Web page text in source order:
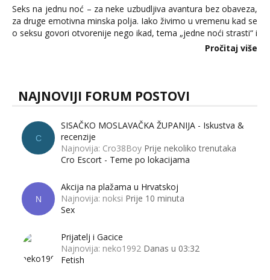
Seks na jednu noć – za neke uzbudljiva avantura bez obaveza,
za druge emotivna minska polja. Iako živimo u vremenu kad se
o seksu govori otvorenije nego ikad, tema „jedne noći strasti“ i
dalje izaziva burne rasprave. Što zapravo misle žene, a što
Pročitaj više
NAJNOVIJI FORUM POSTOVI
C
SISAČKO MOSLAVAČKA ŽUPANIJA - Iskustva &
recenzije
Najnovija: Cro38Boy Prije nekoliko trenutaka
Cro Escort - Teme po lokacijama
N
Akcija na plažama u Hrvatskoj
Najnovija: noksi Prije 10 minuta
Sex
Prijatelj i Gacice
Najnovija: neko1992 Danas u 03:32
Fetish